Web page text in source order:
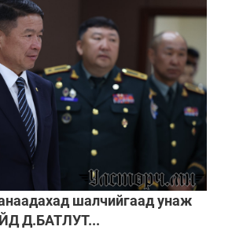
шалчийгаад унаж
Д.БАТЛУТ...